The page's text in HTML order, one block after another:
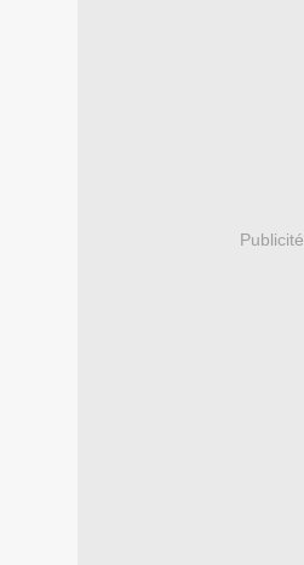
Publicité